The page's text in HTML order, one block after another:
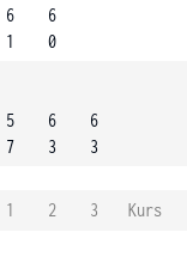
6
1
6
0
5
7
6
3
6
3
1 2 3
Kurs